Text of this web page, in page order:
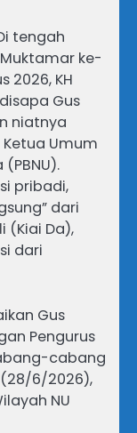
tengah
ke-
2026, KH
Gus
niatnya
Umum
pribadi,
dari
(Kiai Da),
dari
Gus
Pengurus
cabang
6/2026),
NU